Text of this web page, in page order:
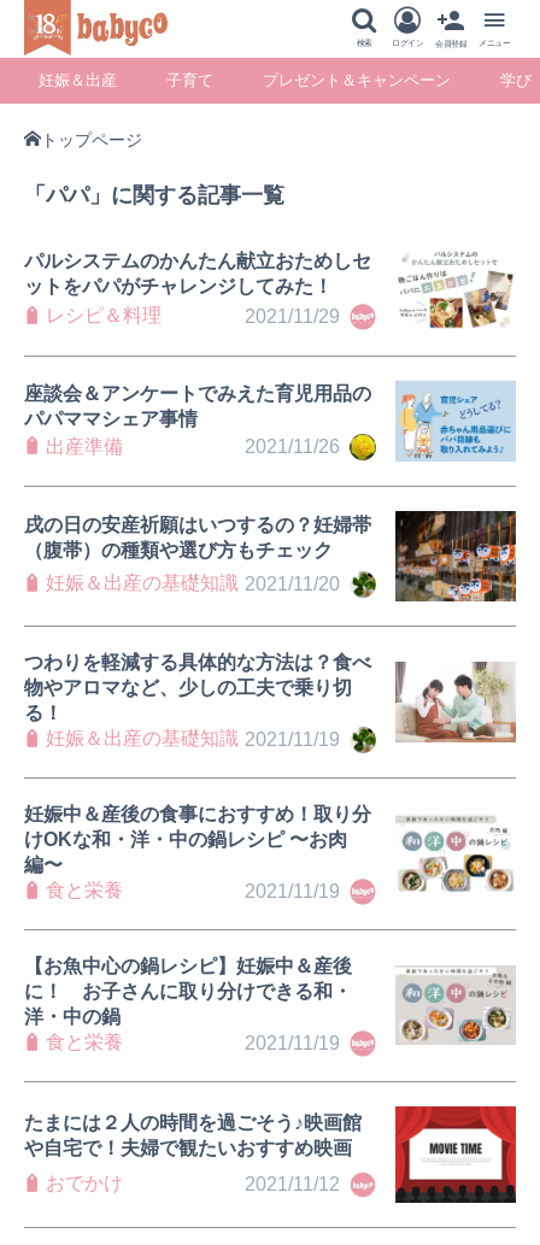
検索 ログイン 会員登録 メニュー
妊娠＆出産 子育て プレゼント＆キャンペーン 学び
トップページ
「パパ」に関する記事一覧
2021/11/29
パルシステムのかんたん献立おためしセ
ットをパパがチャレンジしてみた！
レシピ＆料理
2021/11/26
座談会＆アンケートでみえた育児用品の
パパママシェア事情
出産準備
2021/11/20
戌の日の安産祈願はいつするの？妊婦帯
（腹帯）の種類や選び方もチェック
妊娠＆出産の基礎知識
2021/11/19
つわりを軽減する具体的な方法は？食べ
物やアロマなど、少しの工夫で乗り切
る！
妊娠＆出産の基礎知識
2021/11/19
妊娠中＆産後の食事におすすめ！取り分
けOKな和・洋・中の鍋レシピ 〜お肉
編〜
食と栄養
2021/11/19
【お魚中心の鍋レシピ】妊娠中＆産後
に！ お子さんに取り分けできる和・
洋・中の鍋
食と栄養
2021/11/12
たまには２人の時間を過ごそう♪映画館
や自宅で！夫婦で観たいおすすめ映画
おでかけ
ャンペーン
暮らし